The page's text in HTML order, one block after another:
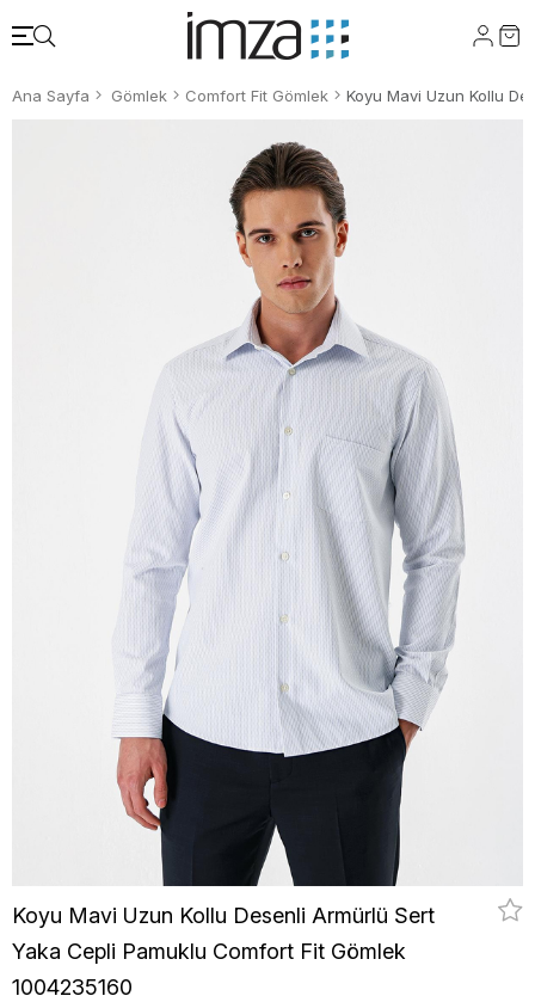
Ana Sayfa Gömlek Comfort Fit Gömlek
Koyu Mavi Uzun Kollu Desenli Armürlü Sert
Yaka Cepli Pamuklu Comfort Fit Gömlek
1004235160